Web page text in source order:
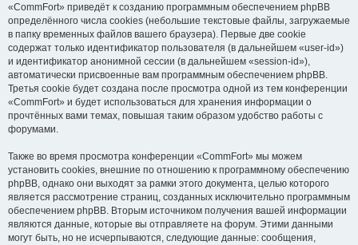
«CommFort» приведёт к созданию программным обеспечением phpBB
определённого числа cookies (небольшие текстовые файлы, загружаемые
в папку временных файлов вашего браузера). Первые две cookie
содержат только идентификатор пользователя (в дальнейшем «user-id»)
и идентификатор анонимной сессии (в дальнейшем «session-id»),
автоматически присвоенные вам программным обеспечением phpBB.
Третья cookie будет создана после просмотра одной из тем конференции
«CommFort» и будет использоваться для хранения информации о
прочтённых вами темах, повышая таким образом удобство работы с
форумами.
Также во время просмотра конференции «CommFort» мы можем
установить cookies, внешние по отношению к программному обеспечению
phpBB, однако они выходят за рамки этого документа, целью которого
является рассмотрение страниц, созданных исключительно программным
обеспечением phpBB. Вторым источником получения вашей информации
являются данные, которые вы отправляете на форум. Этими данными
могут быть, но не исчерпываются, следующие данные: сообщения,